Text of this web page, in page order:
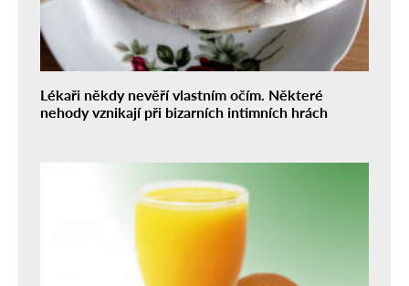
Lékaři někdy nevěří vlastním očím. Některé
nehody vznikají při bizarních intimních hrách